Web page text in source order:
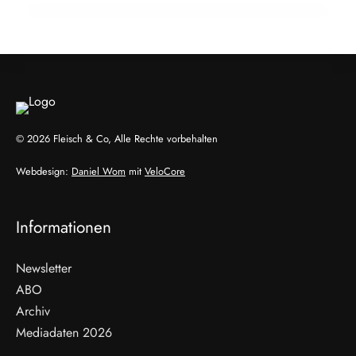
© 2026 Fleisch & Co, Alle Rechte vorbehalten
Webdesign: Daniel Wom mit VeloCore
Informationen
Newsletter
ABO
Archiv
Mediadaten 2026